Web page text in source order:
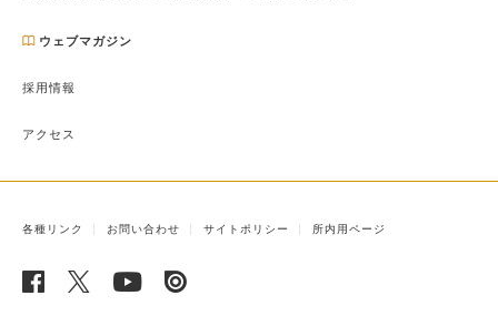
ウェブマガジン
採用情報
アクセス
各種リンク お問い合わせ サイトポリシー 所内用ページ